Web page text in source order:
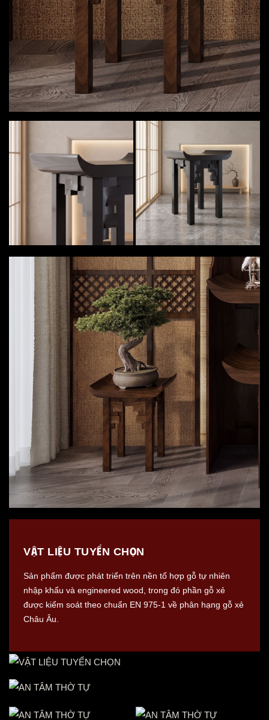
VẬT LIỆU TUYỂN CHỌN
Sản phẩm được phát triển trên nền tổ hợp gỗ tự nhiên
nhập khẩu và engineered wood, trong đó phần gỗ xẻ
được kiểm soát theo chuẩn EN 975-1 về phân hạng gỗ xẻ
Châu Âu.